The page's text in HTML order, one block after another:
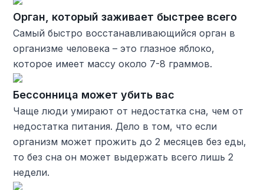
Орган, который заживает быстрее всего
Самый быстро восстанавливающийся орган в
организме человека – это глазное яблоко,
которое имеет массу около 7-8 граммов.
Бессонница может убить вас
Чаще люди умирают от недостатка сна, чем от
недостатка питания. Дело в том, что если
организм может прожить до 2 месяцев без еды,
то без сна он может выдержать всего лишь 2
недели.